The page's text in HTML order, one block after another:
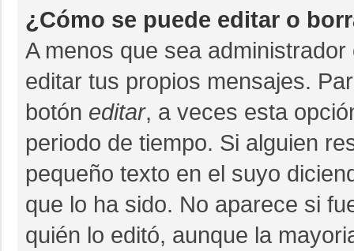
¿Cómo se puede editar o
A menos que sea
editar tus propios mensajes.
botón editar, a veces esta
periodo de tiempo. Si alguien
pequeño texto en el suyo
que lo ha sido. No aparece si
quién lo editó, aunque la